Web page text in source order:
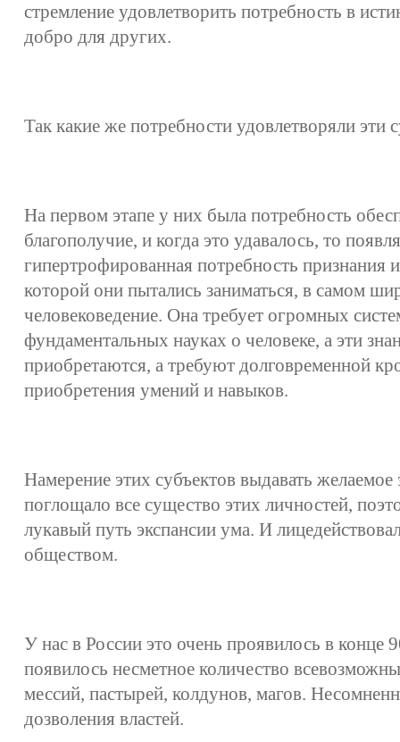
стремление удовлетворить потребность в
добро для других.
Так какие же потребности удовлетворяли эти
На первом этапе у них была потребность
благополучие, и когда это удавалось, то
гипертрофированная потребность признания
которой они пытались заниматься, в самом
человековедение. Она требует огромных
фундаментальных науках о человеке, а эти
приобретаются, а требуют долговременной
приобретения умений и навыков.
Намерение этих субъектов выдавать желаемое
поглощало все существо этих личностей,
лукавый путь экспансии ума. И
обществом.
У нас в России это очень проявилось в конце
появилось несметное количество
мессий, пастырей, колдунов, магов.
дозволения властей.